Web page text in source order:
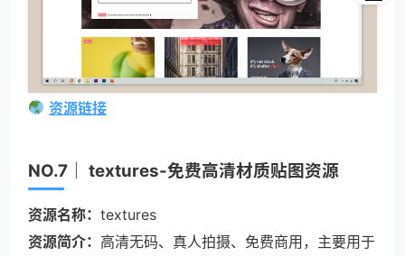
资源链接
NO.7｜ textures-免费高清材质贴图资源
资源名称： textures
资源简介： 高清无码、真人拍摄、免费商用，主要用于